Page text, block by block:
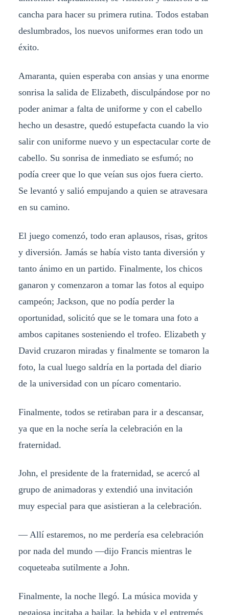
cancha para hacer su primera rutina. Todos estaban
deslumbrados, los nuevos uniformes eran todo un
éxito.
Amaranta, quien esperaba con ansias y una enorme
sonrisa la salida de Elizabeth, disculpándose por no
poder animar a falta de uniforme y con el cabello
hecho un desastre, quedó estupefacta cuando la vio
salir con uniforme nuevo y un espectacular corte de
cabello. Su sonrisa de inmediato se esfumó; no
podía creer que lo que veían sus ojos fuera cierto.
Se levantó y salió empujando a quien se atravesara
en su camino.
El juego comenzó, todo eran aplausos, risas, gritos
y diversión. Jamás se había visto tanta diversión y
tanto ánimo en un partido. Finalmente, los chicos
ganaron y comenzaron a tomar las fotos al equipo
campeón; Jackson, que no podía perder la
oportunidad, solicitó que se le tomara una foto a
ambos capitanes sosteniendo el trofeo. Elizabeth y
David cruzaron miradas y finalmente se tomaron la
foto, la cual luego saldría en la portada del diario
de la universidad con un pícaro comentario.
Finalmente, todos se retiraban para ir a descansar,
ya que en la noche sería la celebración en la
fraternidad.
John, el presidente de la fraternidad, se acercó al
grupo de animadoras y extendió una invitación
muy especial para que asistieran a la celebración.
— Allí estaremos, no me perdería esa celebración
por nada del mundo —dijo Francis mientras le
coqueteaba sutilmente a John.
Finalmente, la noche llegó. La música movida y
pegajosa incitaba a bailar, la bebida y el entremés